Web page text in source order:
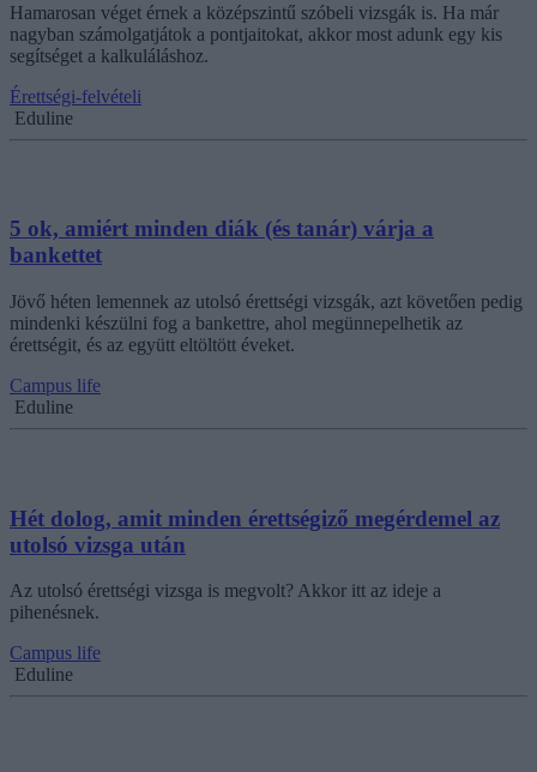
Hamarosan véget érnek a középszintű szóbeli vizsgák is. Ha már
nagyban számolgatjátok a pontjaitokat, akkor most adunk egy kis
segítséget a kalkuláláshoz.
Érettségi-felvételi
Eduline
5 ok, amiért minden diák (és tanár) várja a
bankettet
Jövő héten lemennek az utolsó érettségi vizsgák, azt követően pedig
mindenki készülni fog a bankettre, ahol megünnepelhetik az
érettségit, és az együtt eltöltött éveket.
Campus life
Eduline
Hét dolog, amit minden érettségiző megérdemel az
utolsó vizsga után
Az utolsó érettségi vizsga is megvolt? Akkor itt az ideje a
pihenésnek.
Campus life
Eduline